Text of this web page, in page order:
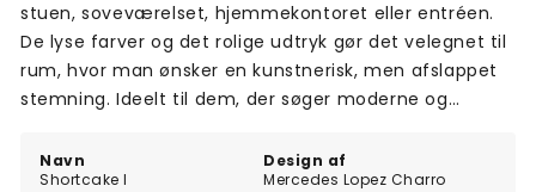
Navn
Shortcake I
Design af
Mercedes Lopez Charro
stuen, soveværelset, hjemmekontoret eller entréen.
De lyse farver og det rolige udtryk gør det velegnet til
rum, hvor man ønsker en kunstnerisk, men afslappet
stemning. Ideelt til dem, der søger moderne og